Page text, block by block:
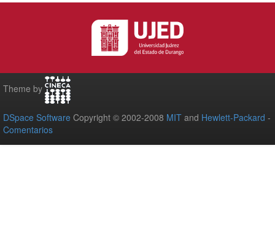
Theme by
DSpace Software Copyright © 2002-2008 MIT and Hewlett-Packard -
Comentarios